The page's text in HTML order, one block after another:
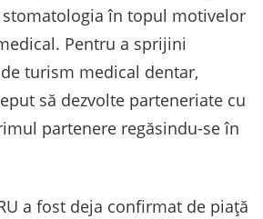
stomatologia în topul motivelor
Pentru a sprijini
turism medical dentar,
să dezvolte parteneriate cu
partenere regăsindu-se în
a fost deja confirmat de piață